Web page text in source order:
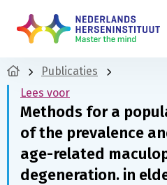
Publicaties
Lees voor
Methods for a
of the prevalence
age-related
degeneration. in